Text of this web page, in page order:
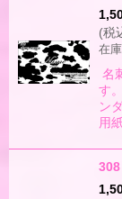
(税
在
名
す
ン
用